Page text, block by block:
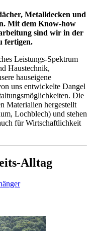
Metalldecken und
Mit dem Know-how
sind wir in der
fertigen.
Leistungs-Spektrum
Haustechnik,
hauseigene
uns entwickelte Dangel
Die
Materialien hergestellt
Lochblech) und stehen
für Wirtschaftlichkeit
Alltag